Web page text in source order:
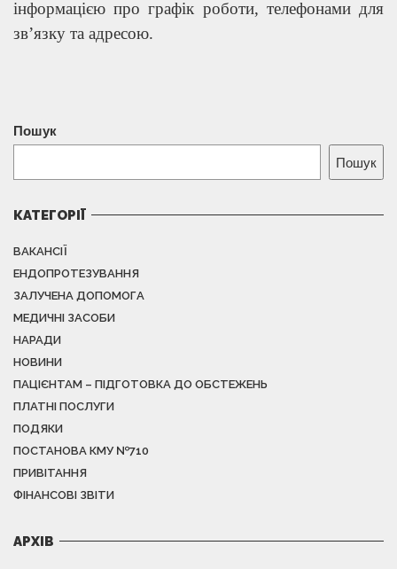
інформацією про графік роботи, телефонами для
зв’язку та адресою.
Пошук
Пошук
КАТЕГОРІЇ
ВАКАНСІЇ
ЕНДОПРОТЕЗУВАННЯ
ЗАЛУЧЕНА ДОПОМОГА
МЕДИЧНІ ЗАСОБИ
НАРАДИ
НОВИНИ
ПАЦІЄНТАМ – ПІДГОТОВКА ДО ОБСТЕЖЕНЬ
ПЛАТНІ ПОСЛУГИ
ПОДЯКИ
ПОСТАНОВА КМУ №710
ПРИВІТАННЯ
ФІНАНСОВІ ЗВІТИ
АРХІВ